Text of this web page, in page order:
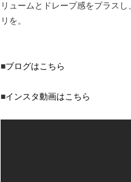
リュームとドレープ感をプラス
リを。
■ブログはこちら
■インスタ動画はこちら